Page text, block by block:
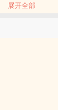
展开全部